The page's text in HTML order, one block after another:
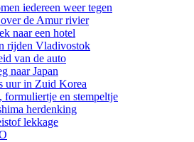
iedereen weer tegen
de Amur rivier
naar een hotel
rijden Vladivostok
van de auto
naar Japan
uur in Zuid Korea
formuliertje en stempeltje
herdenking
lekkage